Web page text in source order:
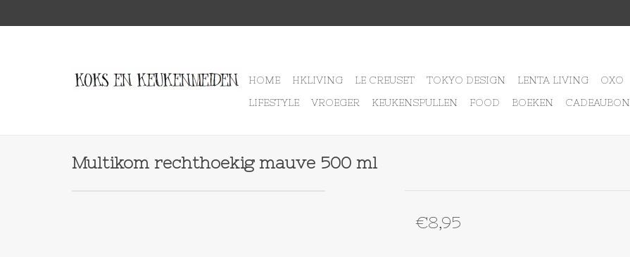
HOME HKLIVING LE CREUSET TOKYO DESIGN LENTA LIVING OXO
LIFESTYLE
VROEGER KEUKENSPULLEN FOOD BOEKEN CADEAUBON
Multikom rechthoekig mauve 500 ml
€8,95